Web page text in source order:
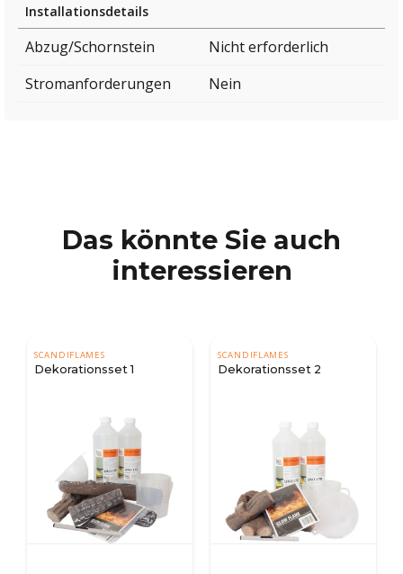
Installationsdetails
Abzug/Schornstein
Nicht erforderlich
Stromanforderungen
Nein
Das könnte Sie auch
interessieren
SCANDIFLAMES
Dekorationsset 2
SCANDIFLAMES
Dekorationsset 3